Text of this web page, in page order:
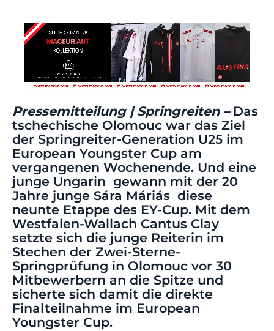
Pressemitteilung | Springreiten – Das
tschechische Olomouc war das Ziel
der Springreiter-Generation U25 im
European Youngster Cup am
vergangenen Wochenende. Und eine
junge Ungarin gewann mit der 20
Jahre junge Sára Máriás diese
neunte Etappe des EY-Cup. Mit dem
Westfalen-Wallach Cantus Clay
setzte sich die junge Reiterin im
Stechen der Zwei-Sterne-
Springprüfung in Olomouc vor 30
Mitbewerbern an die Spitze und
sicherte sich damit die direkte
Finalteilnahme im European
Youngster Cup.